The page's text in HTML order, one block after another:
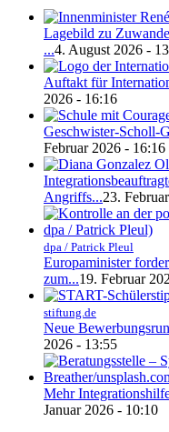
Lagebild zu
...4. August 2026 -
Auftakt für
2026 - 16:16
Geschwister-Scholl-
Februar 2026 - 16:16
Angriffs...23.
dpa / Patrick Pleul
Europaminister
zum...19. Februar
stiftung.de
Neue
2026 - 13:55
Mehr
Januar 2026 - 10:10